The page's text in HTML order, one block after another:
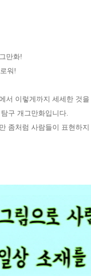
만화!
워!
서 이렇게까지 세세한 것
구 개그만화입니다.
좀처럼 사람들이 표현하